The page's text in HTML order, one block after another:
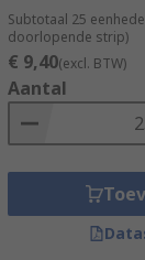
Subtotaal 25
doorlopende strip)
€ 9,40(excl. BTW)
Aantal